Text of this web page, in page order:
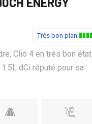
Très bon plan
Clio 4 en très bon état
dCi réputé pour sa